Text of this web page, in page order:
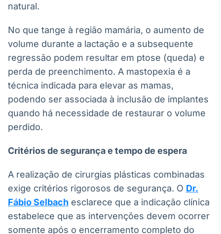
Curadoria de
conteúdos
noticiosos
Soluções de
Tecnologia
Radar
Monitoramento
inteligente de
Broadcast
A melhor
plataforma para
analisar fundos
de investimento
no Brasil
IA
natural.
No que tange à região mamária, o aumento de
volume durante a lactação e a subsequente
regressão podem resultar em ptose (queda) e
perda de preenchimento. A mastopexia é a
técnica indicada para elevar as mamas,
podendo ser associada à inclusão de implantes
quando há necessidade de restaurar o volume
perdido.
Critérios de segurança e tempo de espera
A realização de cirurgias plásticas combinadas
exige critérios rigorosos de segurança. O Dr.
Fábio Selbach esclarece que a indicação clínica
estabelece que as intervenções devem ocorrer
somente após o encerramento completo do